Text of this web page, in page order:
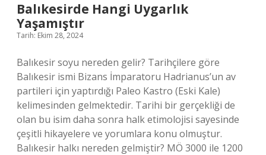
Balıkesirde Hangi Uygarlık
Yaşamıştır
Tarih: Ekim 28, 2024
Balıkesir soyu nereden gelir? Tarihçilere göre
Balıkesir ismi Bizans İmparatoru Hadrianus’un av
partileri için yaptırdığı Paleo Kastro (Eski Kale)
kelimesinden gelmektedir. Tarihi bir gerçekliği de
olan bu isim daha sonra halk etimolojisi sayesinde
çeşitli hikayelere ve yorumlara konu olmuştur.
Balıkesir halkı nereden gelmiştir? MÖ 3000 ile 1200